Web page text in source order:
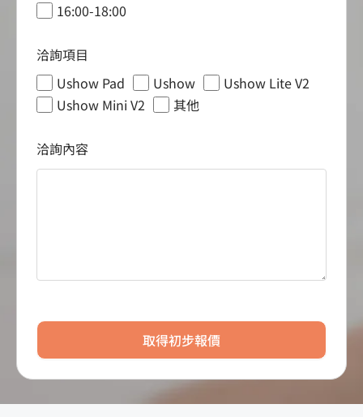
16:00-18:00
洽詢項目
Ushow Pad
Ushow
Ushow Lite V2
Ushow Mini V2
其他
洽詢內容
取得初步報價